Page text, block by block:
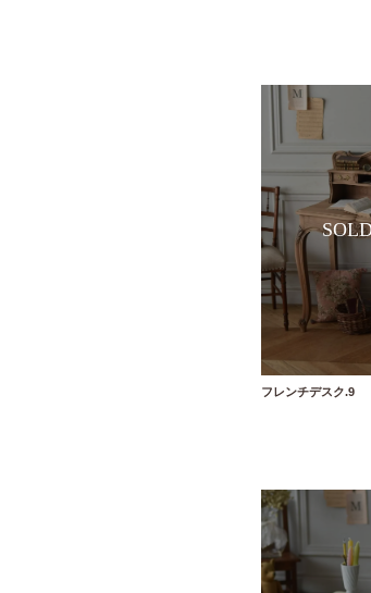
フレンチデスク.9